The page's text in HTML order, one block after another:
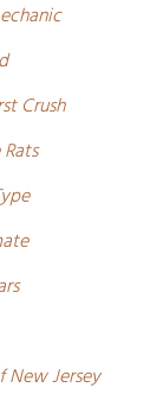
Crush
New Jersey